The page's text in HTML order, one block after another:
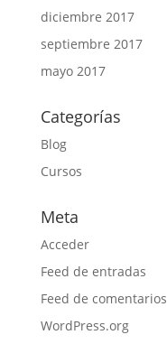
diciembre 2017
septiembre 2017
mayo 2017
Categorías
Blog
Cursos
Meta
Acceder
Feed de entradas
Feed de comentarios
WordPress.org